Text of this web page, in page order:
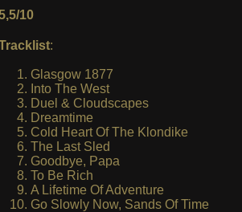
10
:
Glasgow 1877
Into The West
Duel & Cloudscapes
Dreamtime
Cold Heart Of The Klondike
The Last Sled
Goodbye, Papa
To Be Rich
A Lifetime Of Adventure
Go Slowly Now, Sands Of Time